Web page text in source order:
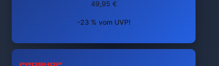
49,95 €
-23 % vom UVP!